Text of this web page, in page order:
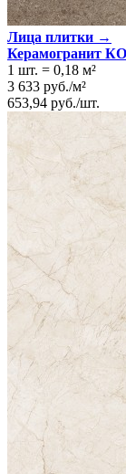
Лица плитки →
Керамогранит
1 шт. = 0,18 м²
3 633 руб./м²
653,94 руб./шт.